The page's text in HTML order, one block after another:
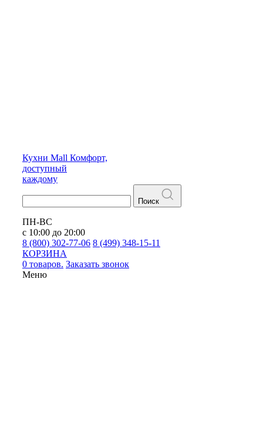
Кухни Mall Комфорт,
доступный
каждому
Поиск
ПН-ВС
с 10:00 до 20:00
8 (800) 302-77-06 8 (499) 348-15-11
КОРЗИНА
0 товаров. Заказать звонок
Меню